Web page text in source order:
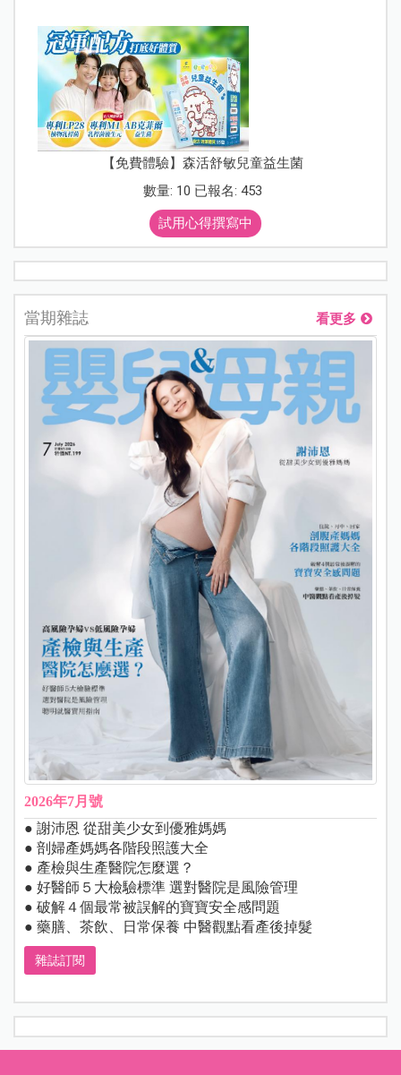
【免費體驗】森活舒敏兒童益生菌
數量: 10 已報名: 453
試用心得撰寫中
當期雜誌 看更多
2026年7月號
● 謝沛恩 從甜美少女到優雅媽媽
● 剖婦產媽媽各階段照護大全
● 產檢與生產醫院怎麼選？
● 好醫師５大檢驗標準 選對醫院是風險管理
● 破解４個最常被誤解的寶寶安全感問題
● 藥膳、茶飲、日常保養 中醫觀點看產後掉髮
雜誌訂閱